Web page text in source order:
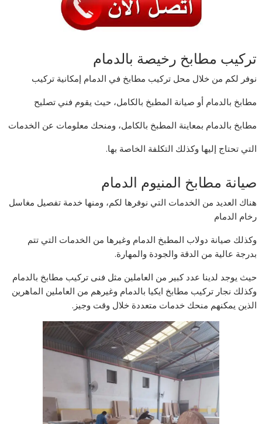
تركيب مطابخ رخيصة بالدمام
نوفر لكم من خلال محل تركيب مطابخ في الدمام إمكانية تركيب
مطابخ بالدمام أو صيانة المطبخ بالكامل، حيث يقوم فني تصليح
مطابخ بالدمام بمعاينة المطبخ بالكامل، ومنحك معلومات عن الخدمات
التي تحتاج إليها وكذلك التكلفة الخاصة بها.
صيانة مطابخ المنيوم الدمام
هناك العديد من الخدمات التي نوفرها لكم، ومنها خدمة تفصيل مغاسل
رخام الدمام
وكذلك صيانة دولاب المطبخ الدمام وغيرها من الخدمات التي تتم
بدرجة عالية من الدقة والجودة والمهارة.
حيث يوجد لدينا عدد كبير من العاملين مثل فنى تركيب مطابخ بالدمام
وكذلك نجار تركيب مطابخ ايكيا بالدمام وغيرهم من العاملين الماهرين
الذين يمكنهم منحك خدمات متعددة خلال وقت وجيز.